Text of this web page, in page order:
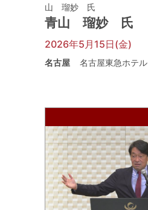
山 瑠妙 氏
青山 瑠妙 氏
2026年5月15日(金)
名古屋 名古屋東急ホテル